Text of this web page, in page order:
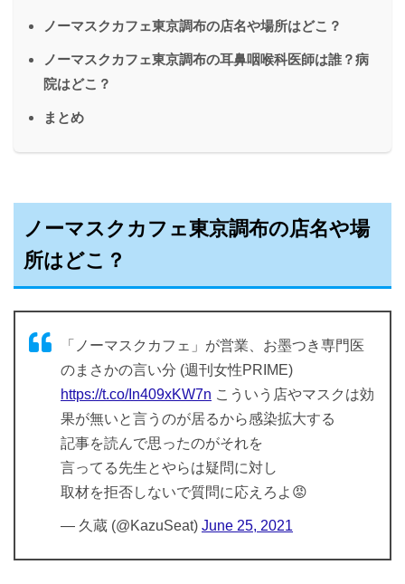
ノーマスクカフェ東京調布の店名や場所はどこ？
ノーマスクカフェ東京調布の耳鼻咽喉科医師は誰？病
院はどこ？
まとめ
ノーマスクカフェ東京調布の店名や場
所はどこ？
「ノーマスクカフェ」が営業、お墨つき専門医
のまさかの言い分 (週刊女性PRIME)
https://t.co/In409xKW7n こういう店やマスクは効
果が無いと言うのが居るから感染拡大する
記事を読んで思ったのがそれを
言ってる先生とやらは疑問に対し
取材を拒否しないで質問に応えろよ😡
— 久蔵 (@KazuSeat) June 25, 2021